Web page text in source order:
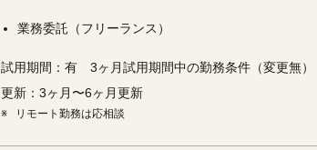
業務委託（フリーランス）
試用期間：有 3ヶ月試用期間中の勤務条件（変更無）
更新：3ヶ月〜6ヶ月更新
※ リモート勤務は応相談